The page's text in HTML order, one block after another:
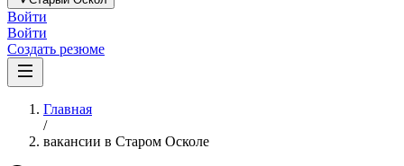
Войти
Войти
Создать резюме
Главная
/
вакансии в Старом Осколе